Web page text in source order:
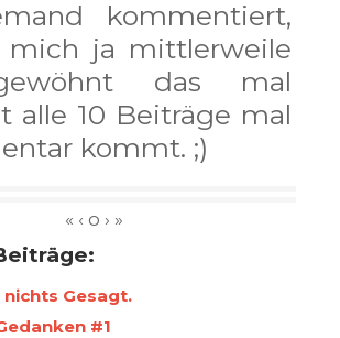
kommentiert,
mich ja mittlerweile
das mal
alle 10 Beiträge mal
kommt. ;)
nichts Gesagt.
#1